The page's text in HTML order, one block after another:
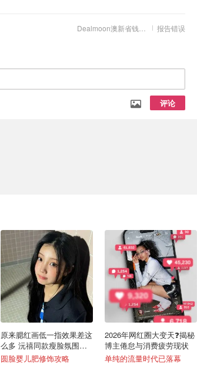
报告错误
评论
原来腮红画低一指效果差这
么多 沅禧同款瘦脸氛围感
画法
圆脸婴儿肥修饰攻略
2026年网红圈大变天❓揭秘
博主倦怠与消费疲劳现状
单纯的流量时代已落幕